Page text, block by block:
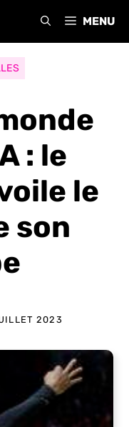
MENU
: le
le
son
2023